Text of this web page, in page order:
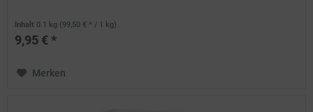
Inhalt 0.1 kg (99,50 € * / 1 kg)
9,95 € *
Merken